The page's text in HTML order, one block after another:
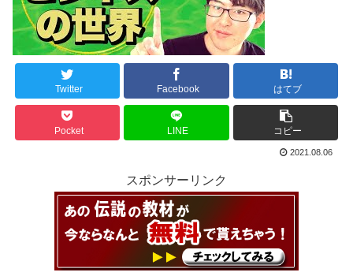
Twitter Facebook はてブ
Pocket LINE コピー
2021.08.06
スポンサーリンク